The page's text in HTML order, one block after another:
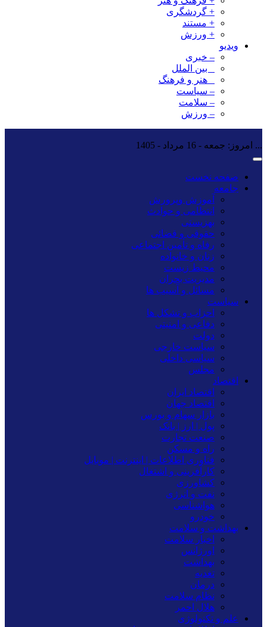
+ گردشگری
+ مستند
+ ورزش
ویدیو
– خبری
_ بین الملل
_ هنر و فرهنگ
– سیاست
– سلامت
– ورزش
... امروز: جمعه - 16 مرداد - 1405
صفحه نخست
جامعه
آموزش وپرورش
انتظامی و حوادث
بهزیستی
حقوقی و قضائی
رفاه و تأمین اجتماعی
زنان و خانواده
محیط زیست
مدیریت بحران
مسائل و آسیب ها
سیاست
احزاب و تشکل ها
دفاعی و امنیتی
دولت
سیاست خارجی
سیاسی داخلی
مجلس
اقتصاد
اقتصاد ایران
اقتصاد جهان
بازار سهام و بورس
پول | ارز | بانک
صنعت تجارت
راه و مسکن
فناوری اطلاعات | اینترنت | موبایل
کارآفرینی و اشتغال
کشاورزی
نفت و انرژی
هواشناسی
خودرو
بهداشت و سلامت
اخبار سلامت
اورژانس
بهداشت
تغدیه
درمان
نظام سلامت
هلال احمر
علم و تکنولوژی